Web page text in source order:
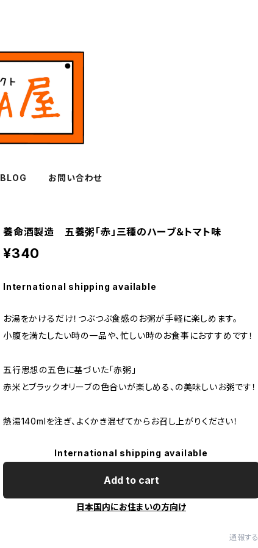
BLOG お問い合わせ
養命酒製造 五養粥「赤」三種のハーブ＆トマト味
¥340
International shipping available
お湯をかけるだけ！つぶつぶ食感のお粥が手軽に楽しめます。
小腹を満たしたい時の一品や、忙しい時のお食事におすすめです！
五行思想の五色に基づいた「赤粥」
赤米とブラックオリーブの色合いが楽しめる、の美味しいお粥です！
熱湯140mlを注ぎ、よくかき混ぜてからお召し上がりください！
International shipping available
Add to cart
日本国内にお住まいの方向け
通報する